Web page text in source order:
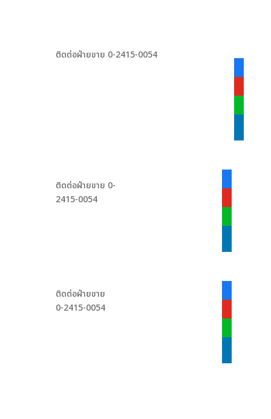
ติดต่อฝ่ายขาย 0-2415-0054
ติดต่อฝ่ายขาย 0-
2415-0054
ติดต่อฝ่ายขาย
0-2415-0054